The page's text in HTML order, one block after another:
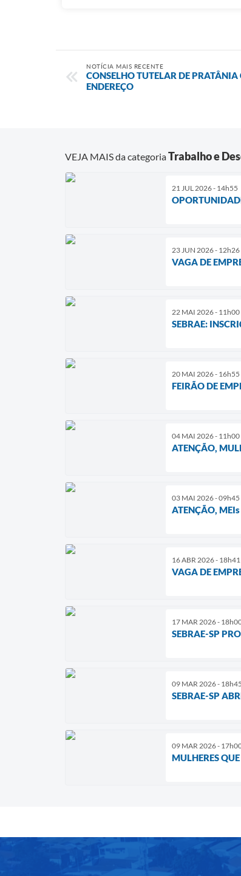
NOTÍCIA MAIS RECENTE
CONSELHO TUTELAR DE
ENDEREÇO
VEJA MAIS da categoriaTrabalho e
21 JUL 2026 - 14h55
23 JUN 2026 - 12h26
VAGA DE
22 MAI 2026 - 11h00
SEBRAE:
20 MAI 2026 - 16h55
FEIRÃO DE
04 MAI 2026 - 11h00
ATENÇÃO,
03 MAI 2026 - 09h45
ATENÇÃO,
16 ABR 2026 - 18h41
VAGA DE
17 MAR 2026 -
SEBRAE-SP
09 MAR 2026 - 18h45
SEBRAE-SP
09 MAR 2026 -
MULHERES